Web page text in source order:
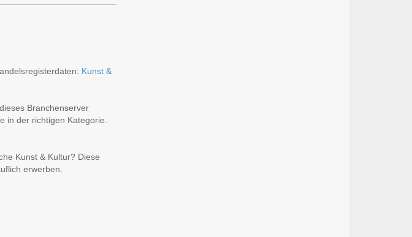
Kunst &
dieses Branchenserver
in der richtigen Kategorie.
Kunst & Kultur? Diese
erwerben.